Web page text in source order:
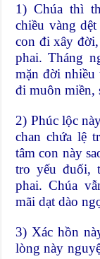
1) Chúa thì
chiều vàng
con đi xây
phai. Tháng
mặn đời nhiều
đi muôn miền,
2) Phúc lộc
chan chứa lệ
tâm con này
tro yếu đuối,
phai. Chúa
mãi dạt dào
3) Xác hồn
lòng này